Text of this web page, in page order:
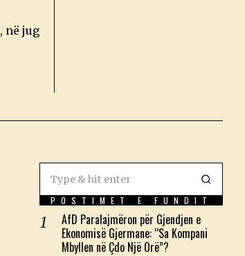
në jug
POSTIMET E FUNDIT
AfD Paralajmëron për Gjendjen e
Ekonomisë Gjermane: “Sa Kompani
Mbyllen në Çdo Një Orë”?